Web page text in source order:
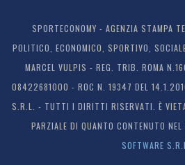
SPORTECONOMY - AGENZIA STAMPA
POLITICO, ECONOMICO, SPORTIVO,
MARCEL VULPIS - REG. TRIB. ROMA
08422681000 - ROC N. 19347 DEL
S.R.L. - TUTTI I DIRITTI RISERVATI. È
PARZIALE DI QUANTO CONTENUTO
SOFTWARE S.R.L.